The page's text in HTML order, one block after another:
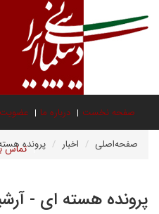
صفحه نخست درباره ما عضویت
تماس صفحه‌اصلی اخبار پرونده
پرونده هسته ای -